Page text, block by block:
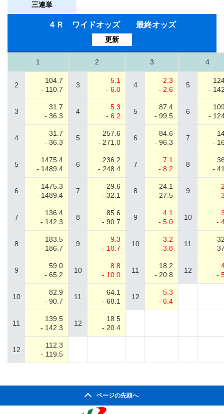
三連単
４Ｒ ワイドオッズ 最終オッズ
更新
1 2 3 4
2
104.7
- 110.7
3
5.1
- 6.0
4
2.3
- 2.6
5
-
3
31.7
- 36.3
4
5.3
- 6.2
5
87.4
- 99.5
6
-
4
31.7
- 36.3
5
257.6
- 271.0
6
84.6
- 96.3
7
-
5
1475.4
- 1489.4
6
236.2
- 248.4
7
7.1
- 8.2
8
-
6
1475.3
- 1489.4
7
29.6
- 32.1
8
24.1
- 27.5
9
-
7
136.4
- 142.3
8
85.6
- 90.7
9
4.1
- 5.0
10
-
8
183.5
- 186.7
9
9.3
- 10.7
10
3.2
- 3.8
11
-
9
59.0
- 65.2
10
8.8
- 10.0
11
18.2
- 20.8
12
-
10
82.9
- 90.7
11
64.1
- 68.1
12
5.3
- 6.4
11
139.5
- 142.3
12
18.5
- 20.4
12
112.3
- 119.5
ページの先頭へ